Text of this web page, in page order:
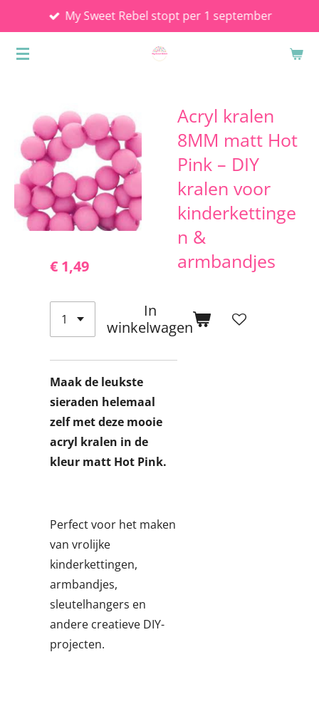
direct
naar
My Sweet Rebel stopt per 1 september
Acryl kralen
8MM matt Hot
Pink – DIY
kralen voor
kinderkettinge
n &
armbandjes
€ 1,49
In
winkelwagen
Maak de leukste
sieraden helemaal
zelf met deze mooie
acryl kralen in de
kleur matt Hot Pink.
Perfect voor het maken
van vrolijke
kinderkettingen,
armbandjes,
sleutelhangers en
andere creatieve DIY-
projecten.